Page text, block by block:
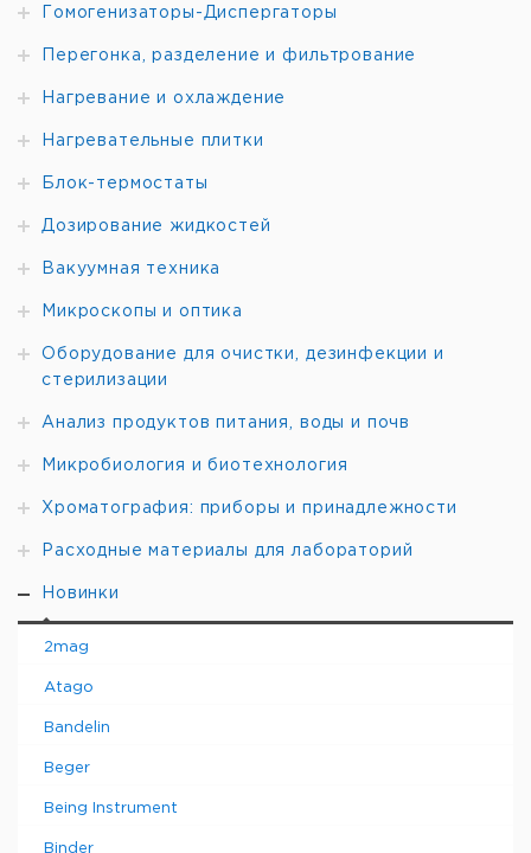
Гомогенизаторы-Диспергаторы
Перегонка, разделение и фильтрование
Нагревание и охлаждение
Нагревательные плитки
Блок-термостаты
Дозирование жидкостей
Вакуумная техника
Микроскопы и оптика
Оборудование для очистки, дезинфекции и
стерилизации
Анализ продуктов питания, воды и почв
Микробиология и биотехнология
Хроматография: приборы и принадлежности
Расходные материалы для лабораторий
Новинки
2mag
Atago
Bandelin
Beger
Being Instrument
Binder